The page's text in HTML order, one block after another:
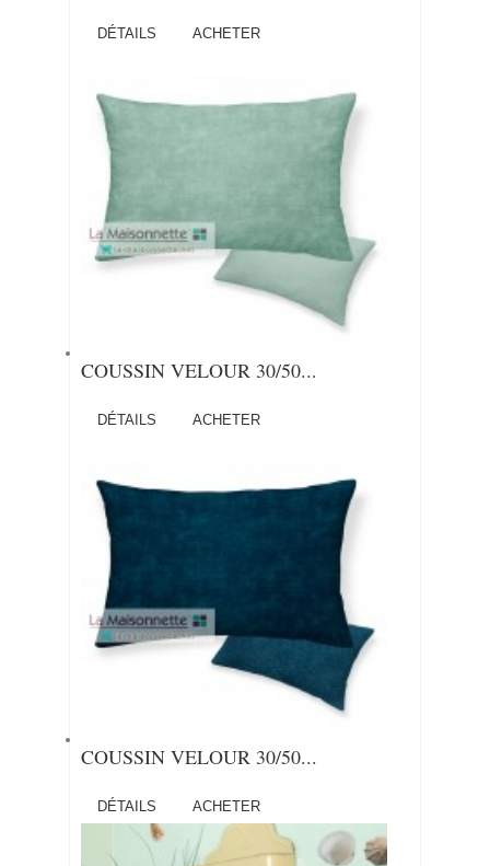
DÉTAILS ACHETER
COUSSIN VELOUR 30/50...
DÉTAILS ACHETER
COUSSIN VELOUR 30/50...
DÉTAILS ACHETER